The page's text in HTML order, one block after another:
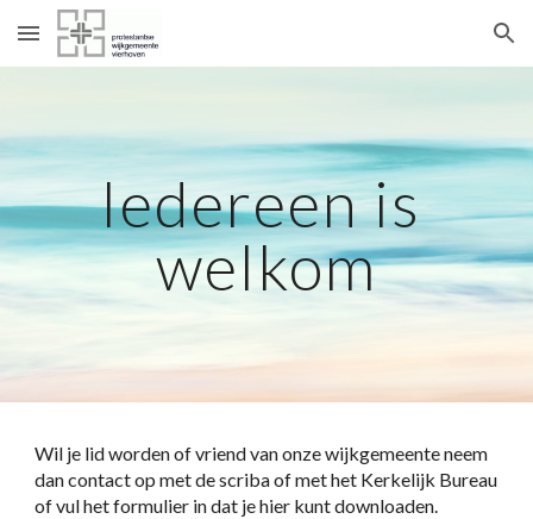
Skip to main content Skip to navigation
Iedereen is
welkom
Wil je lid worden of vriend van onze wijkgemeente neem
dan contact op met de scriba of met het Kerkelijk Bureau
of vul het formulier in dat je hier kunt downloaden.